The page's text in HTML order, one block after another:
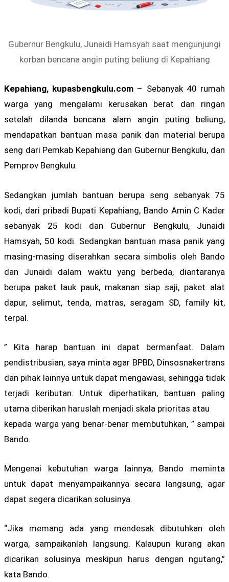
Gubernur Bengkulu, Junaidi Hamsyah saat mengunjungi
korban bencana angin puting beliung di Kepahiang
Kepahiang, kupasbengkulu.com – Sebanyak 40 rumah
warga yang mengalami kerusakan berat dan ringan
setelah dilanda bencana alam angin puting beliung,
mendapatkan bantuan masa panik dan material berupa
seng dari Pemkab Kepahiang dan Gubernur Bengkulu, dan
Pemprov Bengkulu.
Sedangkan jumlah bantuan berupa seng sebanyak 75
kodi, dari pribadi Bupati Kepahiang, Bando Amin C Kader
sebanyak 25 kodi dan Gubernur Bengkulu, Junaidi
Hamsyah, 50 kodi. Sedangkan bantuan masa panik yang
masing-masing diserahkan secara simbolis oleh Bando
dan Junaidi dalam waktu yang berbeda, diantaranya
berupa paket lauk pauk, makanan siap saji, paket alat
dapur, selimut, tenda, matras, seragam SD, family kit,
terpal.
” Kita harap bantuan ini dapat bermanfaat. Dalam
pendistribusian, saya minta agar BPBD, Dinsosnakertrans
dan pihak lainnya untuk dapat mengawasi, sehingga tidak
terjadi keributan. Untuk diperhatikan, bantuan paling
utama diberikan haruslah menjadi skala prioritas atau
kepada warga yang benar-benar membutuhkan, ” sampai
Bando.
Mengenai kebutuhan warga lainnya, Bando meminta
untuk dapat menyampaikannya secara langsung, agar
dapat segera dicarikan solusinya.
“Jika memang ada yang mendesak dibutuhkan oleh
warga, sampaikanlah langsung. Kalaupun kurang akan
dicarikan solusinya meskipun harus dengan ngutang,”
kata Bando.